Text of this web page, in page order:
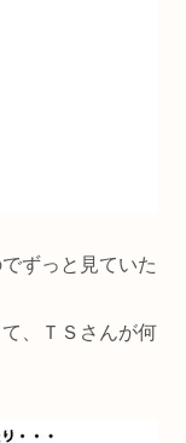
ずっと見ていた
、ＴＳさんが何